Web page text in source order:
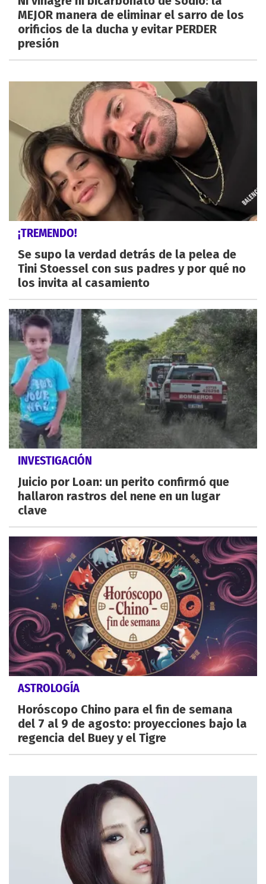
MEJOR manera de eliminar el sarro de los
orificios de la ducha y evitar PERDER
presión
¡TREMENDO!
Se supo la verdad detrás de la pelea de
Tini Stoessel con sus padres y por qué no
los invita al casamiento
INVESTIGACIÓN
Juicio por Loan: un perito confirmó que
hallaron rastros del nene en un lugar
clave
ASTROLOGÍA
Horóscopo Chino para el fin de semana
del 7 al 9 de agosto: proyecciones bajo la
regencia del Buey y el Tigre